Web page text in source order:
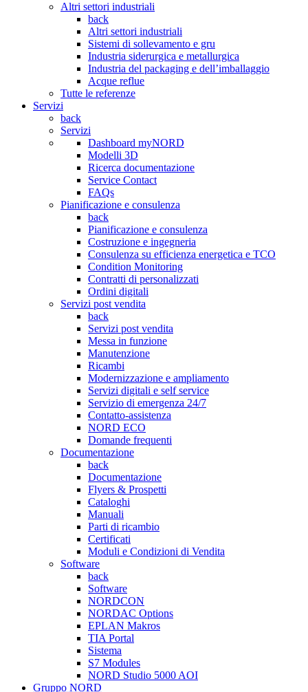
Altri settori industriali
back
Altri settori industriali
Sistemi di sollevamento e gru
Industria siderurgica e metallurgica
Industria del packaging e dell’imballaggio
Acque reflue
Tutte le referenze
Servizi
back
Servizi
Dashboard myNORD
Modelli 3D
Ricerca documentazione
Service Contact
FAQs
Pianificazione e consulenza
back
Pianificazione e consulenza
Costruzione e ingegneria
Consulenza su efficienza energetica e TCO
Condition Monitoring
Contratti di personalizzati
Ordini digitali
Servizi post vendita
back
Servizi post vendita
Messa in funzione
Manutenzione
Ricambi
Modernizzazione e ampliamento
Servizi digitali e self service
Servizio di emergenza 24/7
Contatto-assistenza
NORD ECO
Domande frequenti
Documentazione
back
Documentazione
Flyers & Prospetti
Cataloghi
Manuali
Parti di ricambio
Certificati
Moduli e Condizioni di Vendita
Software
back
Software
NORDCON
NORDAC Options
EPLAN Makros
TIA Portal
Sistema
S7 Modules
NORD Studio 5000 AOI
Gruppo NORD